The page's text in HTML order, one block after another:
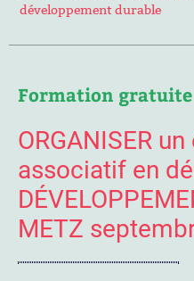
développement durable
Formation gratuite
ORGANISER
associatif en
METZ